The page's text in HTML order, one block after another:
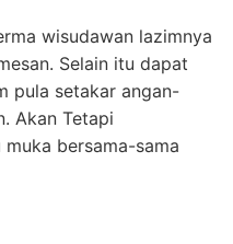
wisudawan lazimnya
Selain itu dapat
pula setakar angan-
Akan Tetapi
bersama-sama